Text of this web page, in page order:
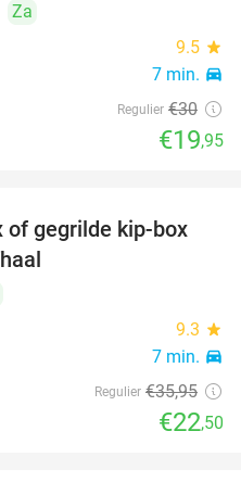
Za
9.5 star
7 min. directions_car
Regulier €30
€19,95
37%
of gegrilde kip-box
9.3 star
7 min. directions_car
Regulier €35,95
€22,50